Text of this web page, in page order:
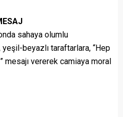
sahaya olumlu
yeşil-beyazlı taraftarlara, “Hep
mesajı vererek camiaya moral